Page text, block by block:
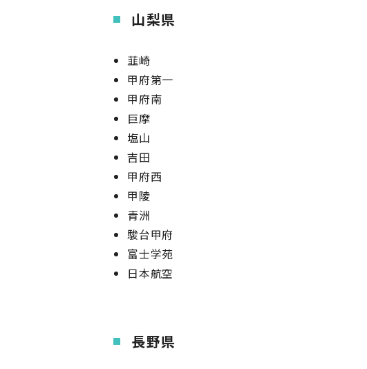
山梨県
韮崎
甲府第一
甲府南
巨摩
塩山
吉田
甲府西
甲陵
青洲
駿台甲府
富士学苑
日本航空
長野県